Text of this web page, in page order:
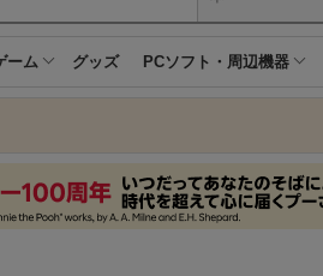
ーム グッズ PCソフト・周辺機器